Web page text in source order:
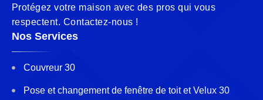
Protégez votre maison avec des pros qui vous
respectent. Contactez-nous !
Nos Services
Couvreur 30
Pose et changement de fenêtre de toit et Velux 30